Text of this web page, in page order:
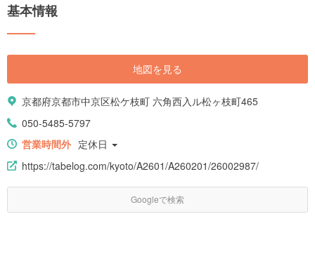
基本情報
地図を見る
京都府京都市中京区松ケ枝町 六角西入ル松ヶ枝町465
050-5485-5797
営業時間外 定休日
https://tabelog.com/kyoto/A2601/A260201/26002987/
Googleで検索